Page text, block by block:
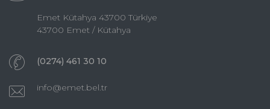
Emet Kütahya 43700 Türkiye
43700 Emet / Kütahya
(0274) 461 30 10
info@emet.bel.tr